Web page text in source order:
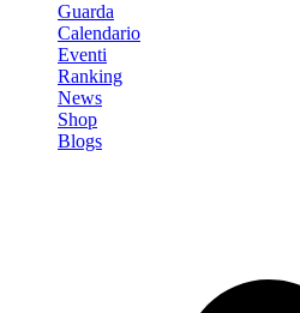
Guarda
Calendario
Eventi
Ranking
News
Shop
Blogs